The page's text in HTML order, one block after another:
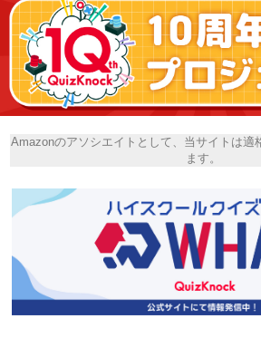
Amazonのアソシエイトとして、当サイトは適
ます。